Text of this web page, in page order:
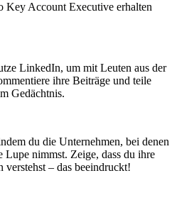
Key Account Executive erhalten
LinkedIn, um mit Leuten aus der
ihre Beiträge und teile
Gedächtnis.
du die Unternehmen, bei denen
nimmst. Zeige, dass du ihre
verstehst – das beeindruckt!